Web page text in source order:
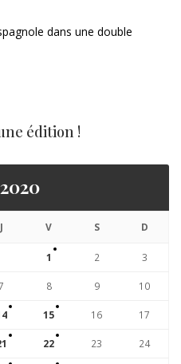
dans une double
édition !
J V S D
1 2 3
8 9 10
15 16 17
22 23 24